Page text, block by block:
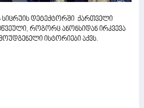
სიცრუის დეტექტორში ქართველი
როგორც ანონსიდან ირკვევა
ისტორიები აქვს.